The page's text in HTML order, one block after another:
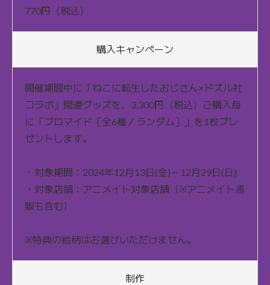
770円（税込）
購入キャンペーン
開催期間中に「ねこに転生したおじさん×ドズル社
コラボ」関連グッズを、3,300円（税込）ご購入毎
に「ブロマイド［全6種／ランダム］」を1枚プレ
ゼントします。
・対象期間：2024年12月13日(金)～12月29日(日)
・対象店舗：アニメイト対象店舗（※アニメイト通
販も含む）
※特典の絵柄はお選びいただけません。
制作